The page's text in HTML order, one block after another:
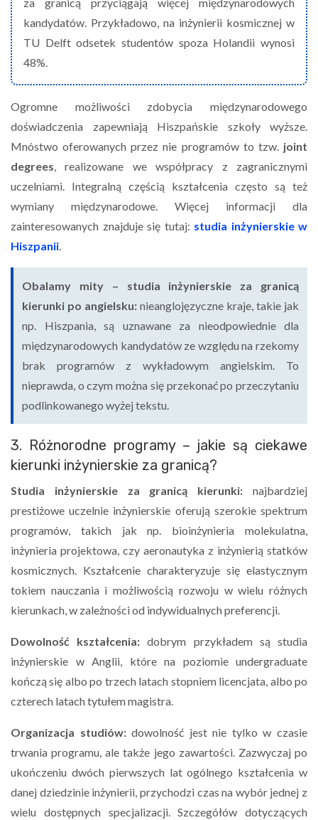
kandydatów. Przykładowo, na inżynierii kosmicznej w
TU Delft odsetek studentów spoza Holandii wynosi
48%.
Ogromne możliwości zdobycia międzynarodowego
doświadczenia zapewniają Hiszpańskie szkoły wyższe.
Mnóstwo oferowanych przez nie programów to tzw. joint
degrees, realizowane we współpracy z zagranicznymi
uczelniami. Integralną częścią kształcenia często są też
wymiany międzynarodowe. Więcej informacji dla
zainteresowanych znajduje się tutaj: studia inżynierskie w
Hiszpanii.
Obalamy mity – studia inżynierskie za granicą
kierunki po angielsku: nieanglojęzyczne kraje, takie jak
np. Hiszpania, są uznawane za nieodpowiednie dla
międzynarodowych kandydatów ze względu na rzekomy
brak programów z wykładowym angielskim. To
nieprawda, o czym można się przekonać po przeczytaniu
podlinkowanego wyżej tekstu.
3. Różnorodne programy – jakie są ciekawe
kierunki inżynierskie za granicą?
Studia inżynierskie za granicą kierunki: najbardziej
prestiżowe uczelnie inżynierskie oferują szerokie spektrum
programów, takich jak np. bioinżynieria molekulatna,
inżynieria projektowa, czy aeronautyka z inżynierią statków
kosmicznych. Kształcenie charakteryzuje się elastycznym
tokiem nauczania i możliwością rozwoju w wielu różnych
kierunkach, w zależności od indywidualnych preferencji.
Dowolność kształcenia:dobrym przykładem są studia
inżynierskie w Anglii, które na poziomie undergraduate
kończą się albo po trzech latach stopniem licencjata, albo po
czterech latach tytułem magistra.
Organizacja studiów:dowolność jest nie tylko w czasie
trwania programu, ale także jego zawartości. Zazwyczaj po
ukończeniu dwóch pierwszych lat ogólnego kształcenia w
danej dziedzinie inżynierii, przychodzi czas na wybór jednej z
wielu dostępnych specjalizacji. Szczegółów dotyczących